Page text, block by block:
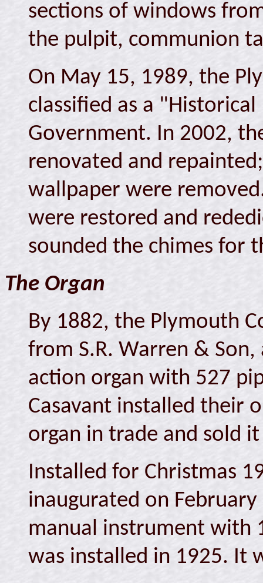
sections of windows
the pulpit, communion
On May 15, 1989, the
classified as a
Government. In 2002,
renovated and
wallpaper were
were restored and
sounded the chimes for
The Organ
By 1882, the Plymouth
from S.R. Warren &
action organ with 527
Casavant installed their
organ in trade and sold
Installed for Christmas
inaugurated on
manual instrument with
was installed in 1925. It